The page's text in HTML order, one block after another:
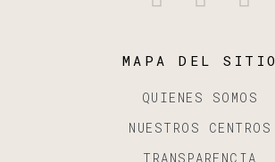
MAPA DEL SITIO
QUIENES SOMOS
NUESTROS CENTROS
TRANSPARENCIA